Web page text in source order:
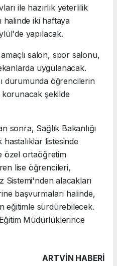
ile hazırlık yeterlilik
halinde iki haftaya
yapılacak.
salon, spor salonu,
uygulanacak.
durumunda öğrencilerin
şekilde
sonra, Sağlık Bakanlığı
listesinde
özel ortaöğretim
lise öğrencileri,
Sistemi'nden alacakları
başvurmaları halinde,
eğitimle sürdürebilecek.
Müdürlüklerince
ARTVIN HABERİ